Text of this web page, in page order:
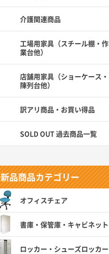
介護関連商品
工場用家具（スチール棚・作
業台他）
店舗用家具（ショーケース・
陳列台他）
訳アリ商品・お買い得品
SOLD OUT 過去商品一覧
新品商品カテゴリー
オフィスチェア
書庫・保管庫・キャビネット
ロッカー・シューズロッカー